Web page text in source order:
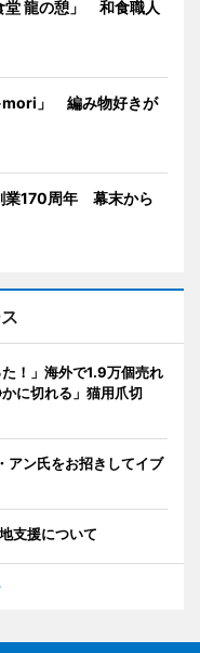
堂 龍の憩」 和食職人
mori」 編み物好きが
業170周年 幕末から
！」海外で1.9万個売れ
に切れる」猫用爪切
アン氏をお招きしてイブ
支援について